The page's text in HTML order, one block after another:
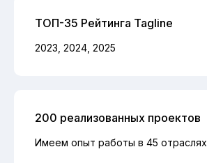
ТОП-35 Рейтинга Tagline
2023, 2024, 2025
200 реализованных проектов
Имеем опыт работы в 45 отраслях